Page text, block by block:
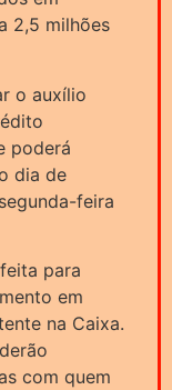
2,5 milhões
o auxílio
poderá
dia de
feira
para
em
na Caixa.
com quem